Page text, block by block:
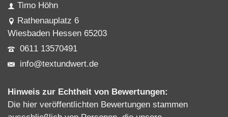
Timo Höhn
Rathenauplatz 6
Wiesbaden Hessen 65203
0611 13570491
info@textundwert.de
Hinweis zur Echtheit von Bewertungen:
Die hier veröffentlichten Bewertungen stammen